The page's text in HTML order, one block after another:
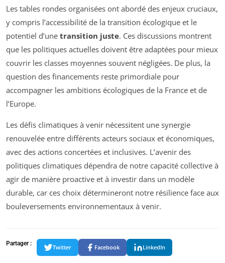
Les tables rondes organisées ont abordé des enjeux cruciaux,
y compris l’accessibilité de la transition écologique et le
potentiel d’une transition juste. Ces discussions montrent
que les politiques actuelles doivent être adaptées pour mieux
couvrir les classes moyennes souvent négligées. De plus, la
question des financements reste primordiale pour
accompagner les ambitions écologiques de la France et de
l’Europe.
Les défis climatiques à venir nécessitent une synergie
renouvelée entre différents acteurs sociaux et économiques,
avec des actions concertées et inclusives. L’avenir des
politiques climatiques dépendra de notre capacité collective à
agir de manière proactive et à investir dans un modèle
durable, car ces choix détermineront notre résilience face aux
bouleversements environnementaux à venir.
Partager :
Twitter Facebook LinkedIn